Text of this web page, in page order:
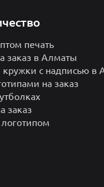
печать
заказ в Алматы
с надписью в
на заказ
заказ